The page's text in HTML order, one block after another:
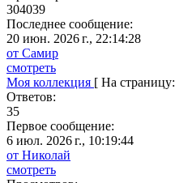
304039
Последнее сообщение:
20 июн. 2026 г., 22:14:28
от Самир
смотреть
Моя коллекция [ На страницу:
Ответов:
35
Первое сообщение:
6 июл. 2026 г., 10:19:44
от Николай
смотреть